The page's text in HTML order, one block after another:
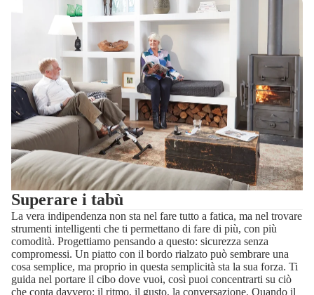
Superare i tabù
La vera indipendenza non sta nel fare tutto a fatica, ma nel trovare
strumenti intelligenti che ti permettano di fare di più, con più
comodità. Progettiamo pensando a questo: sicurezza senza
compromessi. Un piatto con il bordo rialzato può sembrare una
cosa semplice, ma proprio in questa semplicità sta la sua forza. Ti
guida nel portare il cibo dove vuoi, così puoi concentrarti su ciò
che conta davvero: il ritmo, il gusto, la conversazione. Quando il